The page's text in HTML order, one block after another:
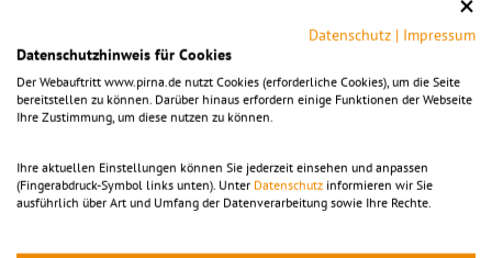
Dauer: 90 min.
Kosten: 2,50 €/Schüler plus 0,50 €/ Schüler Marienkirche
Datenschutz | Impressum
Datenschutzhinweis für Cookies
Der Webauftritt www.pirna.de nutzt Cookies (erforderliche Cookies), um die Seite
bereitstellen zu können. Darüber hinaus erfordern einige Funktionen der Webseite
Ihre Zustimmung, um diese nutzen zu können.
Ihre aktuellen Einstellungen können Sie jederzeit einsehen und anpassen
(Fingerabdruck-Symbol links unten). Unter Datenschutz informieren wir Sie
ausführlich über Art und Umfang der Datenverarbeitung sowie Ihre Rechte.